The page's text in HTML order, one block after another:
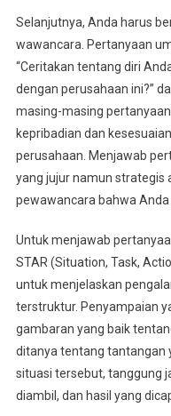
Selanjutnya, Anda harus
wawancara. Pertanyaan
“Ceritakan tentang diri
dengan perusahaan ini?”
masing-masing
kepribadian dan
perusahaan. Menjawab
yang jujur namun strategis
pewawancara bahwa
Untuk menjawab
STAR (Situation, Task,
untuk menjelaskan
terstruktur. Penyampaian
gambaran yang baik
ditanya tentang tantangan
situasi tersebut, tanggung
diambil, dan hasil yang